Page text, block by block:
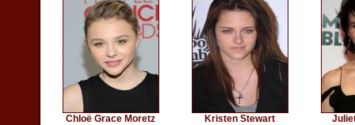
Chloë Grace Moretz Kristen Stewart